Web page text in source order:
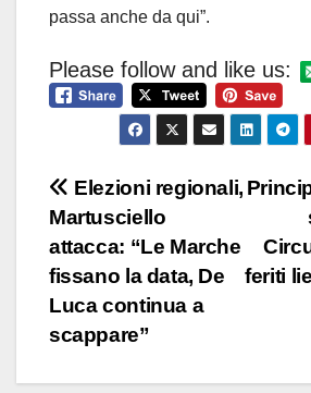
passa anche da qui”.
Please follow and like us:
Navigazione
articoli
feriti
Elezioni regionali,
Martusciello
attacca: “Le Marche
fissano la data, De
Luca continua a
scappare”